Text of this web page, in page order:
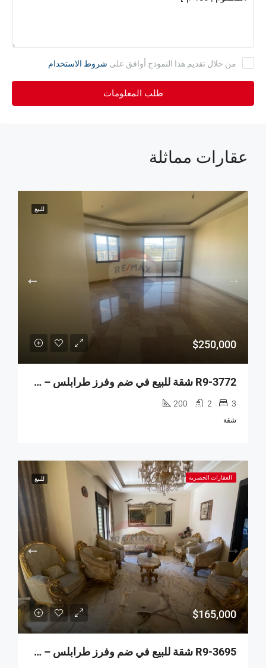
من خلال تقديم هذا النموذج أوافق على شروط الاستخدام
طلب المعلومات
عقارات مماثلة
للبيع
$250,000
R9-3772 شقة للبيع في ضم وفرز طرابلس – 200 م²
3
2
200
شقة
العقارات الحصرية للبيع
$165,000
R9-3695 شقة للبيع في ضم وفرز طرابلس – 160 م²